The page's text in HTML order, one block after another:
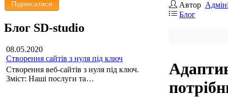
Автор
Блог
Блог SD-studio
08.05.2020
Створення сайтів з нуля під ключ
Створення веб-сайтів з нуля під ключ.
Зміст: Наші послуги та…